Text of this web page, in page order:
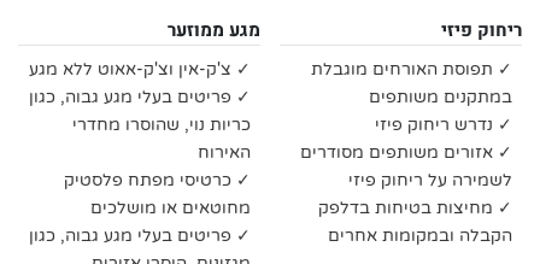
ריחוק פיזי
✓ תפוסת האורחים מוגבלת
במתקנים משותפים
✓ נדרש ריחוק פיזי
✓ אזורים משותפים מסודרים
לשמירה על ריחוק פיזי
✓ מחיצות בטיחות בדלפק
הקבלה ובמקומות אחרים
מגע ממוזער
✓ צ'ק-אין וצ'ק-אאוט ללא מגע
✓ פריטים בעלי מגע גבוה, כגון
כריות נוי, שהוסרו מחדרי
האירוח
✓ כרטיסי מפתח פלסטיק
מחוטאים או מושלכים
✓ פריטים בעלי מגע גבוה, כגון